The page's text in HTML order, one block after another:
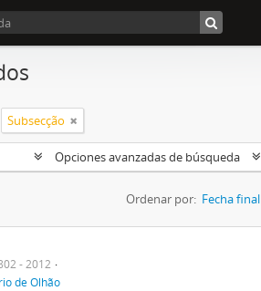
Subsecção
Opciones avanzadas de búsqueda
Ordenar por: Fecha final
- 2012
de Olhão